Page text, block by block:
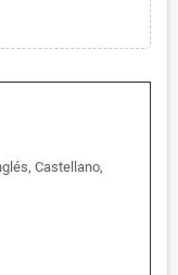
Castellano,